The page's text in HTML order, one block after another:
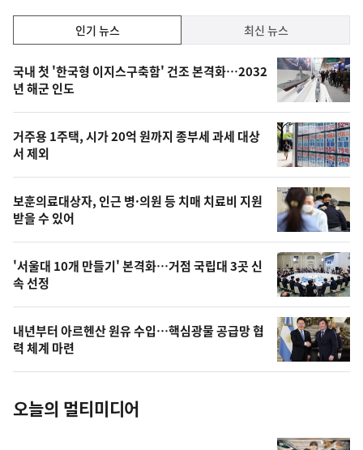
락
기,
최
신,
오
늘
의
영
상
오
늘
의
사
진
인기 뉴스 최신 뉴스
기
뉴
스
국내 첫 '한국형 이지스구축함' 건조 본격화…2032
년 해군 인도
거주용 1주택, 시가 20억 원까지 종부세 과세 대상
서 제외
보훈의료대상자, 인근 병·의원 등 치매 치료비 지원
받을 수 있어
'서울대 10개 만들기' 본격화…거점 국립대 3곳 신
속 선정
내년부터 아르헨산 원유 수입…핵심광물 공급망 협
력 체계 마련
오늘의 멀티미디어